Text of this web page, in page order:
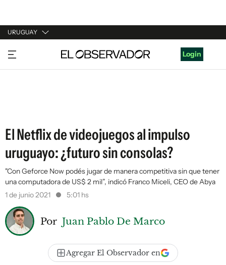
URUGUAY
URUGUAY
ARGENTINA
Login
El Netflix de videojuegos al impulso
uruguayo: ¿futuro sin consolas?
"Con Geforce Now podés jugar de manera competitiva sin que tener
una computadora de US$ 2 mil”, indicó Franco Miceli, CEO de Abya
1 de junio 2021
5:01 hs
Por Juan Pablo De Marco
Agregar El Observador en